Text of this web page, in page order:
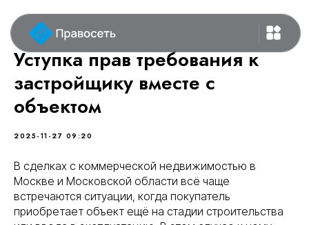
Уступка прав требования к
застройщику вместе с
объектом
2025-11-27 09:20
В сделках с коммерческой недвижимостью в
Москве и Московской области всё чаще
встречаются ситуации, когда покупатель
приобретает объект ещё на стадии строительства